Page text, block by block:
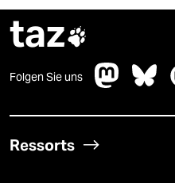
taz
Folgen Sie uns
Ressorts